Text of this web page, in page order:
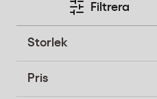
Filtrera
Storlek
Pris